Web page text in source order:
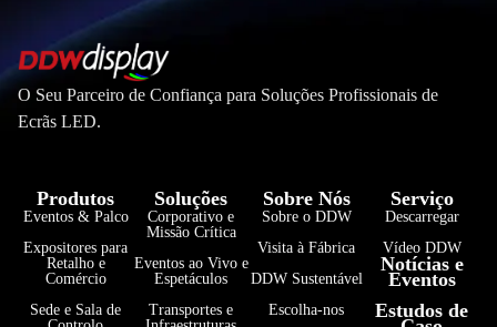
O Seu Parceiro de Confiança para Soluções Profissionais de
Ecrãs LED.
Produtos
Eventos & Palco
Expositores para
Retalho e
Comércio
Sede e Sala de
Soluções
Corporativo e
Missão Crítica
Eventos ao Vivo e
Espetáculos
Transportes e
Sobre Nós
Sobre o DDW
Visita à Fábrica
DDW Sustentável
Escolha-nos
Serviço
Descarregar
Vídeo DDW
Notícias e
Eventos
Estudos de
فارسی